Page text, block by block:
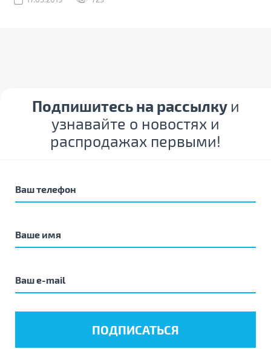
Подпишитесь на рассылку и
узнавайте о новостях и
распродажах первыми!